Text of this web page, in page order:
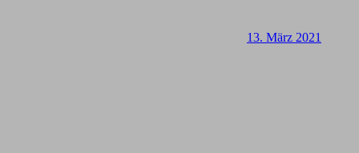
13. März 2021